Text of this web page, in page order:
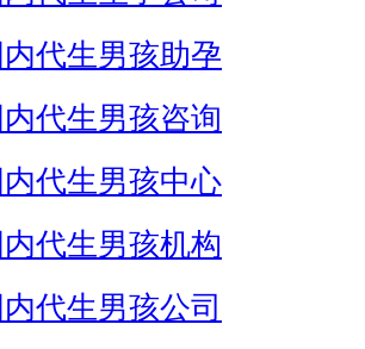
内代生男孩助孕
内代生男孩咨询
内代生男孩中心
内代生男孩机构
内代生男孩公司